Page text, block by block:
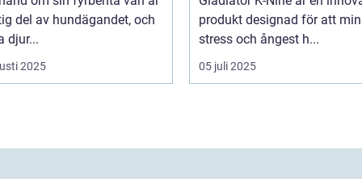
del av hundägandet, och
djur...
2025
produkt designad för att
stress och ångest h...
05 juli 2025